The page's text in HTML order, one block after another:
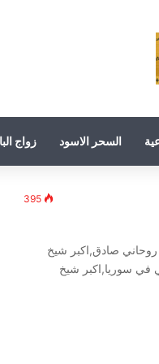
السحر الاسود زواج
395
صادق,اكبر شيخ
في سوريا,اكبر شيخ